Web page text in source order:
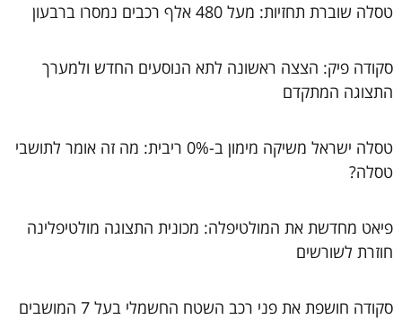
טסלה שוברת תחזיות: מעל 480 אלף רכבים נמסרו ברבעון
סקודה פיק: הצצה ראשונה לתא הנוסעים החדש ולמערך
התצוגה המתקדם
טסלה ישראל משיקה מימון ב-0% ריבית: מה זה אומר לתושבי
טסלה?
פיאט מחדשת את המולטיפלה: מכונית התצוגה מולטיפלינה
חוזרת לשורשים
סקודה חושפת את פני רכב השטח החשמלי בעל 7 המושבים